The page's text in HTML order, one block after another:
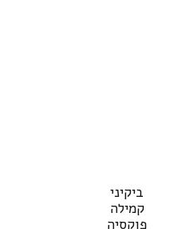
למוצר
ביקיני
קמילה
פוקסיה